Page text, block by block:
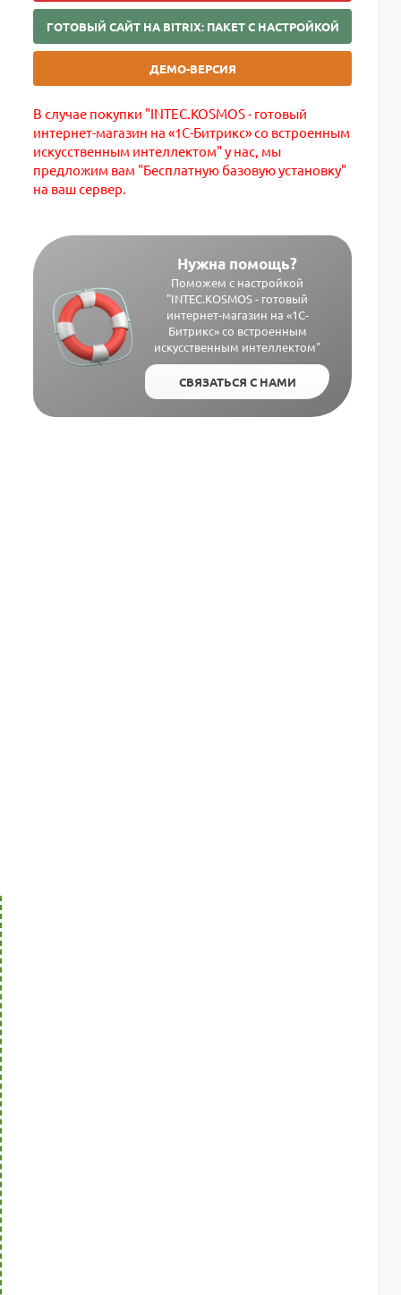
ГОТОВЫЙ САЙТ НА BITRIX: ПАКЕТ С НАСТРОЙКОЙ
ДЕМО-ВЕРСИЯ
В случае покупки "INTEC.KOSMOS - готовый
интернет-магазин на «1С-Битрикс» со встроенным
искусственным интеллектом" у нас, мы
предложим вам "Бесплатную базовую установку"
на ваш сервер.
Нужна помощь?
Поможем с настройкой
"INTEC.KOSMOS - готовый
интернет-магазин на «1С-
Битрикс» со встроенным
искусственным интеллектом"
СВЯЗАТЬСЯ С НАМИ